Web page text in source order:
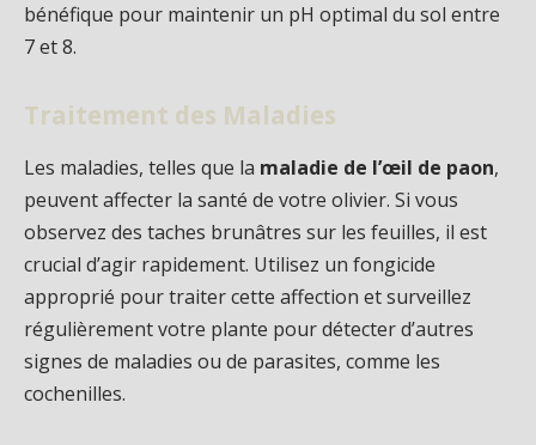
bénéfique pour maintenir un pH optimal du sol entre
7 et 8.
Traitement des Maladies
Les maladies, telles que la maladie de l’œil de paon,
peuvent affecter la santé de votre olivier. Si vous
observez des taches brunâtres sur les feuilles, il est
crucial d’agir rapidement. Utilisez un fongicide
approprié pour traiter cette affection et surveillez
régulièrement votre plante pour détecter d’autres
signes de maladies ou de parasites, comme les
cochenilles.